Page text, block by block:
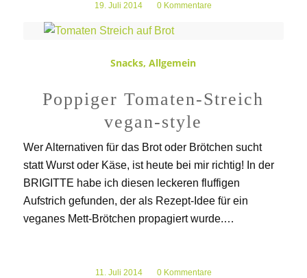
19. Juli 2014
/ 0 Kommentare
Snacks,Allgemein
Poppiger Tomaten-Streich
vegan-style
Wer Alternativen für das Brot oder Brötchen sucht
statt Wurst oder Käse, ist heute bei mir richtig! In der
BRIGITTE habe ich diesen leckeren fluffigen
Aufstrich gefunden, der als Rezept-Idee für ein
veganes Mett-Brötchen propagiert wurde.…
11. Juli 2014
/ 0 Kommentare